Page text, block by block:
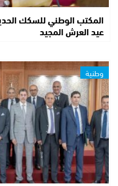
المكتب الوطني للسكك
عيد العرش المجيد
وطنية